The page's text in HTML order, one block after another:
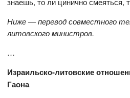
Ниже — перевод совместного
литовского министров.
…
Израильско-литовские
Гаона